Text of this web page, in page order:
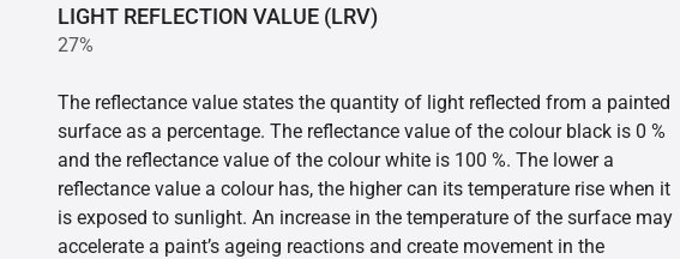
LIGHT REFLECTION VALUE (LRV)
27%
The reflectance value states the quantity of light reflected from a painted
surface as a percentage. The reflectance value of the colour black is 0 %
and the reflectance value of the colour white is 100 %. The lower a
reflectance value a colour has, the higher can its temperature rise when it
is exposed to sunlight. An increase in the temperature of the surface may
accelerate a paint’s ageing reactions and create movement in the